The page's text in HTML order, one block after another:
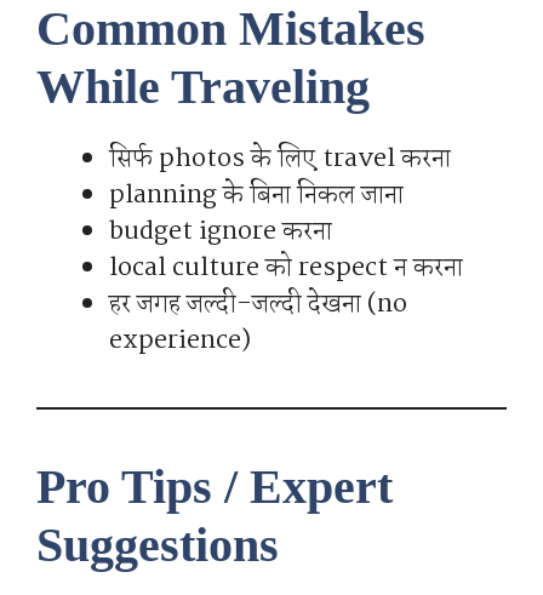
Common Mistakes
While Traveling
सिर्फ photos के लिए travel करना
planning के बिना निकल जाना
budget ignore करना
local culture को respect न करना
हर जगह जल्दी-जल्दी देखना (no
experience)
Pro Tips / Expert
Suggestions